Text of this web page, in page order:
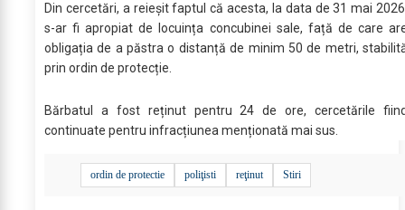
Din cercetări, a reieșit faptul că acesta, la data de 31 mai
s-ar fi apropiat de locuința concubinei sale, față de care
obligația de a păstra o distanță de minim 50 de metri,
prin ordin de protecție.
Bărbatul a fost reținut pentru 24 de ore, cercetările
continuate pentru infracțiunea menționată mai sus.
ordin de protectie poliţisti reţinut Stiri